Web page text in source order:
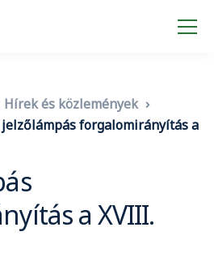
Hírek és közlemények
forgalomirányítás a
a XVIII.